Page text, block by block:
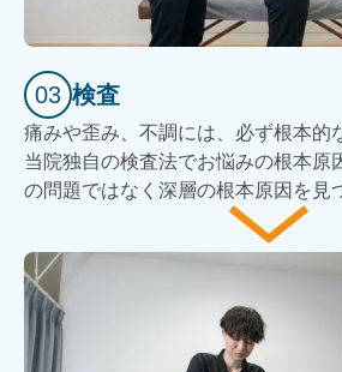
03 検査
痛みや歪み、不調には、必ず根本的
当院独自の検査法でお悩みの根本原
の問題ではなく深層の根本原因を見